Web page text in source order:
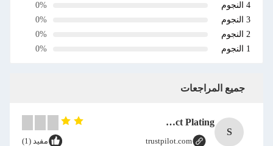
4 النجوم
0%
3 النجوم
0%
2 النجوم
0%
1 النجوم
0%
جميع المراجعات
S
SMT CAP Type Box Header Connector 1.27mm Pitch Gold Flash Contact Plating
trustpilot.com مفيد (1)